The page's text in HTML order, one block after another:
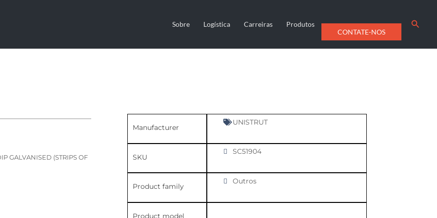
Sobre Logística Carreiras
Produtos
CONTATE-NOS
GALVANISED (STRIPS OF
Manufacturer
UNISTRUT
SKU
SC51904
Product family
Outros
Product model